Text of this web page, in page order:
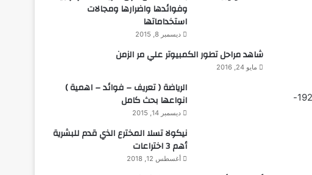
مصطفى كمال أتاتورك (بالتركية: مصطفى كمال أتاتورك) (19 مايو 1881 – 10 نوفمبر 1938) ، أول رئيس لجمهورية تركيا (1923-
وفوائدها واضرارها ومجالات
استخداماتها
ديسمبر 8, 2015
شاهد مراحل تطور الكمبيوتر علي مر الزمن
مايو 24, 2016
الرياضة ( تعريف – فوائد – اهمية )
انواعها بحث كامل
ديسمبر 14, 2015
نيكولا تسلا المخترع الذي قدم للبشرية
أهم 3 اختراعات
أغسطس 12, 2018